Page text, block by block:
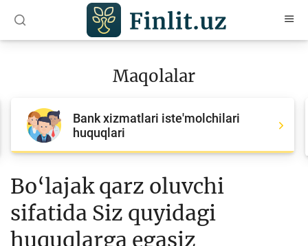
Barcha maqolalar
Bank agentlari uchun
Pul
Islom moliyasi
Depozit (omonatlar)
Maqolalar
Bank xizmatlari iste'molchilari
huquqlari
Bo‘lajak qarz oluvchi
sifatida Siz quyidagi
huquqlarga egasiz